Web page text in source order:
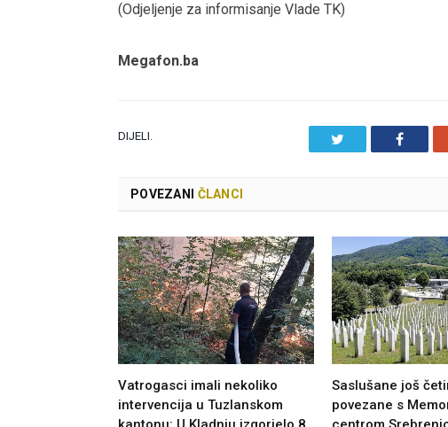
(Odjeljenje za informisanje Vlade TK)
Megafon.ba
DIJELI.
POVEZANI ČLANCI
Vatrogasci imali nekoliko
intervencija u Tuzlanskom
Saslušane još
povezane s